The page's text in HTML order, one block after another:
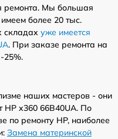
ремонта. Мы большая
более 20 тыс.
складах уже имеется
. При заказе ремонта на
25%.
наших мастеров - они
HP x360 66B40UA. По
по ремонту HP, наиболее
Замена материнской